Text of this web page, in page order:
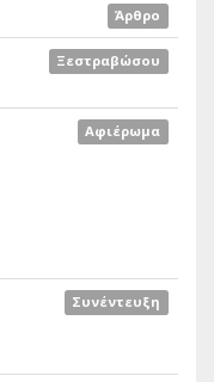
Άρθρο
Ξεστραβώσου
Αφιέρωμα
Συνέντευξη